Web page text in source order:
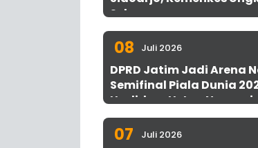
Sebenarnya
08 Juli 2026
DPRD Jatim Jadi Arena
Semifinal Piala Dunia
Hadirkan Uston Nawawi
UMKM Gratis untuk
07 Juli 2026